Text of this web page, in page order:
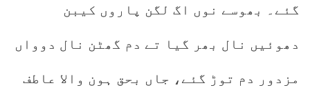
گئے۔ بھوسے نوں اگ لگن پاروں کیبن
دھوئیں نال بھر گیا تے دم گھٹن نال دوواں
مزدور دم توڑ گئے، جاں بحق ہون والا عاطف